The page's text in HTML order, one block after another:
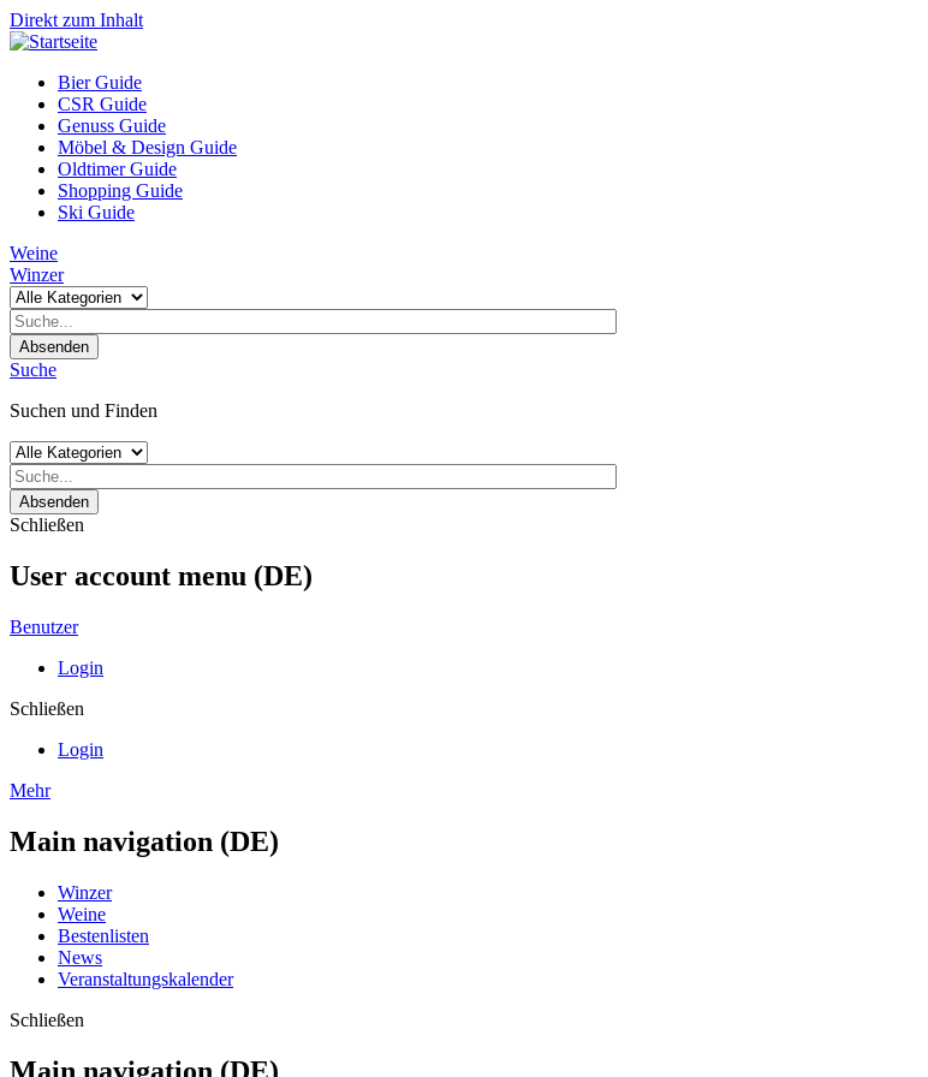
Direkt zum Inhalt
Bier Guide
CSR Guide
Genuss Guide
Möbel & Design Guide
Oldtimer Guide
Shopping Guide
Ski Guide
Weine
Winzer
Absenden
Suche
Suchen und Finden
Absenden
Schließen
User account menu (DE)
Benutzer
Login
Schließen
Login
Mehr
Main navigation (DE)
Winzer
Weine
Bestenlisten
News
Veranstaltungskalender
Schließen
Main navigation (DE)